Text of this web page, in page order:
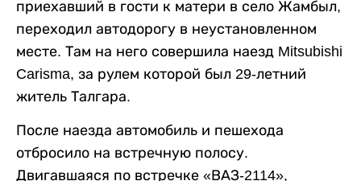
приехавший в гости к матери в село Жамбыл,
переходил автодорогу в неустановленном
месте. Там на него совершила наезд Mitsubishi
Carisma, за рулем которой был 29-летний
житель Талгара.
После наезда автомобиль и пешехода
отбросило на встречную полосу.
Двигавшаяся по встречке «ВАЗ-2114»,